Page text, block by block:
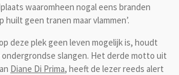
waaromheen nogal eens branden
huilt geen tranen maar vlammen’.
deze plek geen leven mogelijk is, houdt
slangen. Het derde motto uit
Diane Di Prima, heeft de lezer reeds alert